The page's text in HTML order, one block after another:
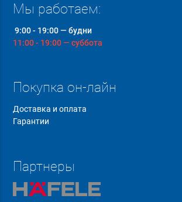
Мы работаем:
9:00 - 19:00 — будни
11:00 - 19:00 — суббота
Покупка он-лайн
Доставка и оплата
Гарантии
Партнеры